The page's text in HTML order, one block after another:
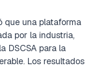
que una plataforma
por la industria,
DSCSA para la
Los resultados